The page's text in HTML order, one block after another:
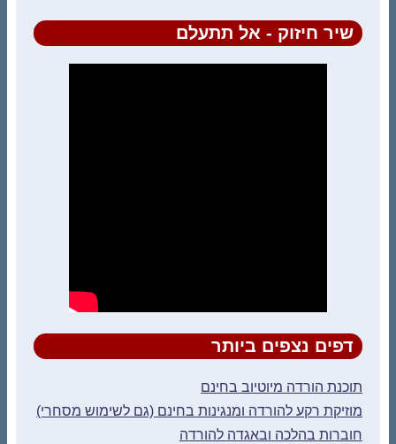
שיר חיזוק - אל תתעלם
דפים נצפים ביותר
תוכנת הורדה מיוטיוב בחינם
מוזיקת רקע להורדה ומנגינות בחינם (גם לשימוש מסחרי)
חוברות בהלכה ובאגדה להורדה